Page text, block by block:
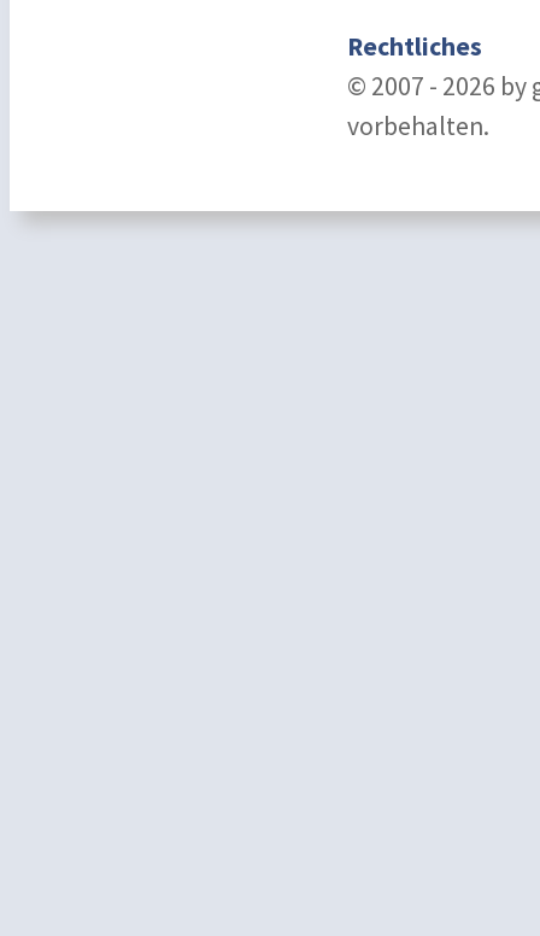
Rechtliches
© 2007 - 2026 by
vorbehalten.